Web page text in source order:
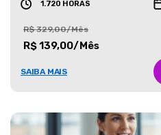
1.720 HORAS
R$ 329,00/Mês
R$ 139,00/Mês
SAIBA MAIS